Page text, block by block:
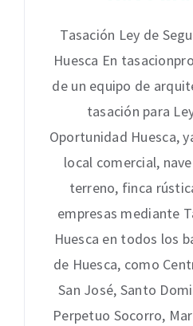
Tasación Ley de
Huesca En
de un equipo de
tasación para
Oportunidad Huesca,
local comercial,
terreno, finca
empresas mediante
Huesca en todos los
de Huesca, como
San José, Santo
Perpetuo Socorro,